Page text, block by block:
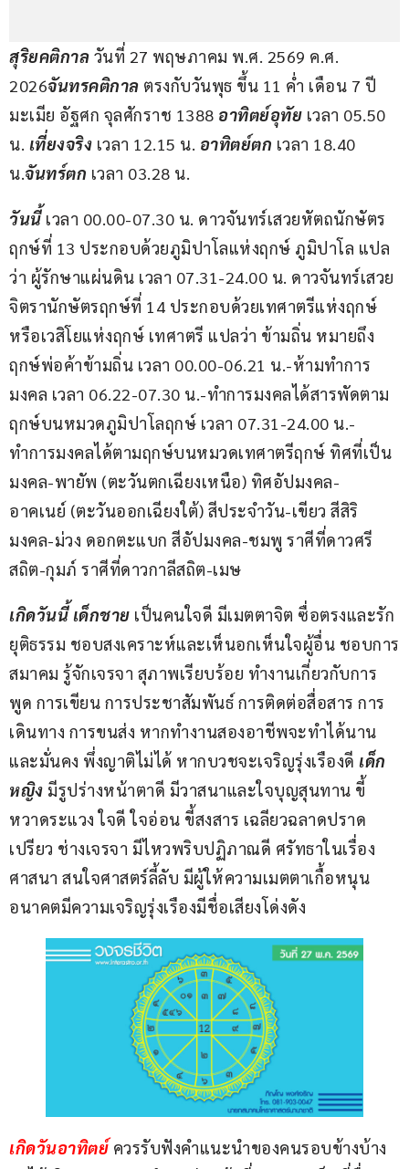
สุริยคติกาล วันที่ 27 พฤษภาคม พ.ศ. 2569 ค.ศ.
2026จันทรคติกาล ตรงกับวันพุธ ขึ้น 11 ค่ำ เดือน 7 ปี
มะเมีย อัฐศก จุลศักราช 1388 อาทิตย์อุทัย เวลา 05.50
น. เที่ยงจริง เวลา 12.15 น. อาทิตย์ตก เวลา 18.40
น.จันทร์ตก เวลา 03.28 น.
วันนี้ เวลา 00.00-07.30 น. ดาวจันทร์เสวยหัตถนักษัตร
ฤกษ์ที่ 13 ประกอบด้วยภูมิปาโลแห่งฤกษ์ ภูมิปาโล แปล
ว่า ผู้รักษาแผ่นดิน เวลา 07.31-24.00 น. ดาวจันทร์เสวย
จิตรานักษัตรฤกษ์ที่ 14 ประกอบด้วยเทศาตรีแห่งฤกษ์
หรือเวสิโยแห่งฤกษ์ เทศาตรี แปลว่า ข้ามถิ่น หมายถึง
ฤกษ์พ่อค้าข้ามถิ่น เวลา 00.00-06.21 น.-ห้ามทำการ
มงคล เวลา 06.22-07.30 น.-ทำการมงคลได้สารพัดตาม
ฤกษ์บนหมวดภูมิปาโลฤกษ์ เวลา 07.31-24.00 น.-
ทำการมงคลได้ตามฤกษ์บนหมวดเทศาตรีฤกษ์ ทิศที่เป็น
มงคล-พายัพ (ตะวันตกเฉียงเหนือ) ทิศอัปมงคล-
อาคเนย์ (ตะวันออกเฉียงใต้) สีประจำวัน-เขียว สีสิริ
มงคล-ม่วง ดอกตะแบก สีอัปมงคล-ชมพู ราศีที่ดาวศรี
สถิต-กุมภ์ ราศีที่ดาวกาลีสถิต-เมษ
เกิดวันนี้ เด็กชาย เป็นคนใจดี มีเมตตาจิต ซื่อตรงและรัก
ยุติธรรม ชอบสงเคราะห์และเห็นอกเห็นใจผู้อื่น ชอบการ
สมาคม รู้จักเจรจา สุภาพเรียบร้อย ทำงานเกี่ยวกับการ
พูด การเขียน การประชาสัมพันธ์ การติดต่อสื่อสาร การ
เดินทาง การขนส่ง หากทำงานสองอาชีพจะทำได้นาน
และมั่นคง พึ่งญาติไม่ได้ หากบวชจะเจริญรุ่งเรืองดี เด็ก
หญิง มีรูปร่างหน้าตาดี มีวาสนาและใจบุญสุนทาน ขี้
หวาดระแวง ใจดี ใจอ่อน ขี้สงสาร เฉลียวฉลาดปราด
เปรียว ช่างเจรจา มีไหวพริบปฏิภาณดี ศรัทธาในเรื่อง
ศาสนา สนใจศาสตร์ลี้ลับ มีผู้ให้ความเมตตาเกื้อหนุน
อนาคตมีความเจริญรุ่งเรืองมีชื่อเสียงโด่งดัง
เกิดวันอาทิตย์ ควรรับฟังคำแนะนำของคนรอบข้างบ้าง